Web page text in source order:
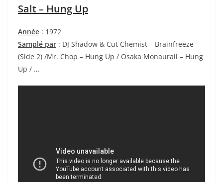
Salt – Hung Up
Année : 1972
Samplé par : DJ Shadow & Cut Chemist – Brainfreeze
(Side 2) /Mr. Chop – Hung Up / Osaka Monaurail – Hung
Up / …